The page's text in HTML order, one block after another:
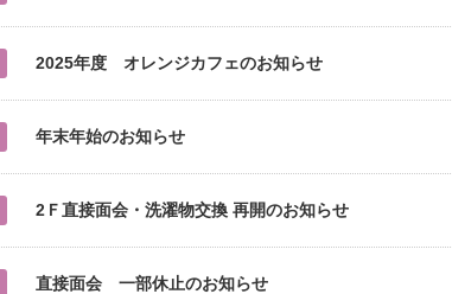
2025年度 オレンジカフェのお知らせ
年末年始のお知らせ
2Ｆ直接面会・洗濯物交換 再開のお知らせ
直接面会 一部休止のお知らせ